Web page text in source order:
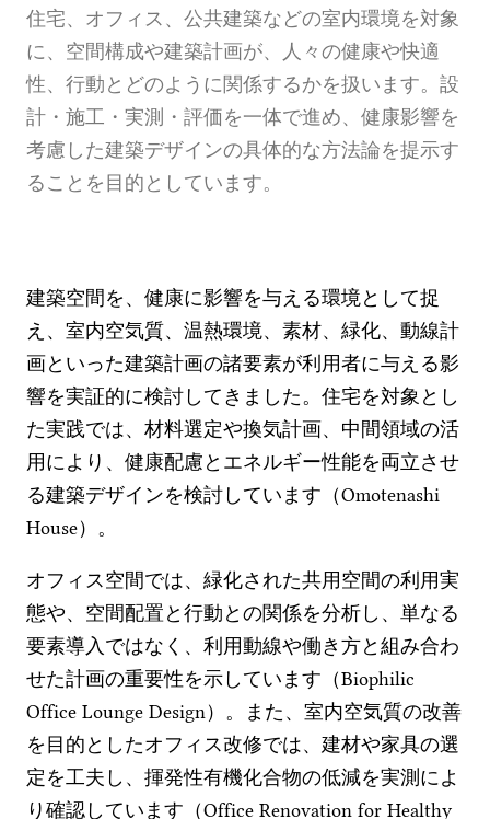
住宅、オフィス、公共建築などの室内環境を対象
に、空間構成や建築計画が、人々の健康や快適
性、行動とどのように関係するかを扱います。設
計・施工・実測・評価を一体で進め、健康影響を
考慮した建築デザインの具体的な方法論を提示す
ることを目的としています。
建築空間を、健康に影響を与える環境として捉
え、室内空気質、温熱環境、素材、緑化、動線計
画といった建築計画の諸要素が利用者に与える影
響を実証的に検討してきました。住宅を対象とし
た実践では、材料選定や換気計画、中間領域の活
用により、健康配慮とエネルギー性能を両立させ
る建築デザインを検討しています（Omotenashi
House）。
オフィス空間では、緑化された共用空間の利用実
態や、空間配置と行動との関係を分析し、単なる
要素導入ではなく、利用動線や働き方と組み合わ
せた計画の重要性を示しています（Biophilic
Office Lounge Design）。また、室内空気質の改善
を目的としたオフィス改修では、建材や家具の選
定を工夫し、揮発性有機化合物の低減を実測によ
り確認しています（Office Renovation for Healthy